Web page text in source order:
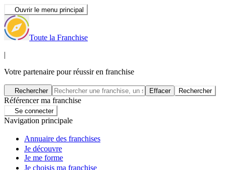
Ouvrir le menu principal
Toute la Franchise
|
Votre partenaire pour réussir en franchise
Rechercher Effacer Rechercher
Référencer ma franchise
Se connecter
Navigation principale
Annuaire des franchises
Je découvre
Je me forme
Je choisis ma franchise